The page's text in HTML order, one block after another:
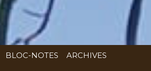
BLOC-NOTES ARCHIVES